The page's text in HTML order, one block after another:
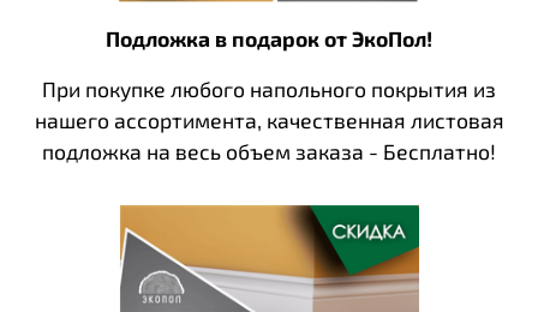
Подложка в подарок от ЭкоПол!
При покупке любого напольного покрытия из
нашего ассортимента, качественная листовая
подложка на весь объем заказа - Бесплатно!